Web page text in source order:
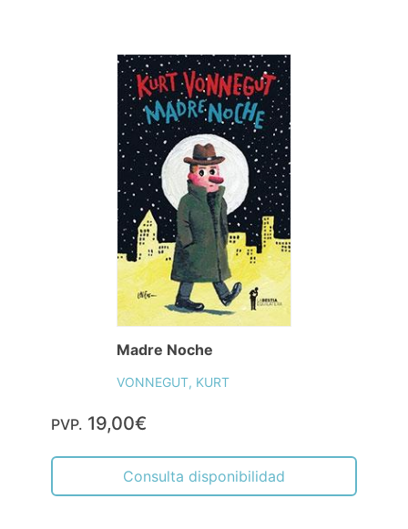
Madre Noche
VONNEGUT, KURT
PVP. 19,00€
Consulta disponibilidad